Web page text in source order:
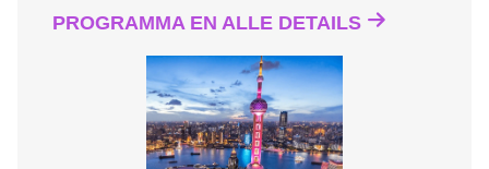
PROGRAMMA EN ALLE DETAILS